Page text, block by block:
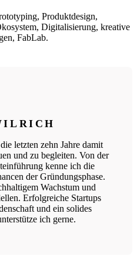
Produktdesign,
Digitalisierung, kreative
FabLab.
letzten zehn Jahre damit
und zu begleiten. Von der
kenne ich die
der Gründungsphase.
Wachstum und
Erfolgreiche Startups
und ein solides
ich gerne.